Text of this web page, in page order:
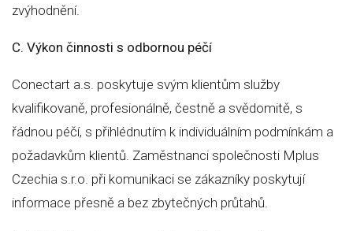
zvýhodnění.
C. Výkon činnosti s odbornou péčí
Conectart a.s. poskytuje svým klientům služby
kvalifikovaně, profesionálně, čestně a svědomitě, s
řádnou péčí, s přihlédnutím k individuálním podmínkám a
požadavkům klientů. Zaměstnanci společnosti Mplus
Czechia s.r.o. při komunikaci se zákazníky poskytují
informace přesně a bez zbytečných průtahů.